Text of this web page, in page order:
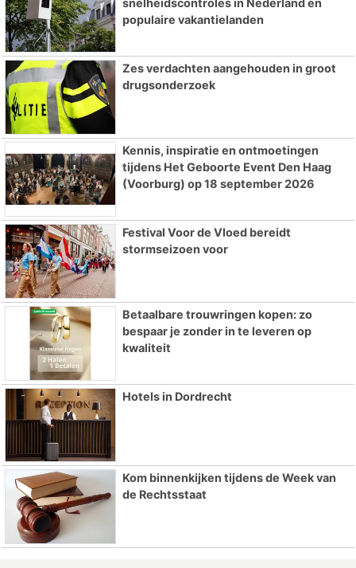
snelheidscontroles in Nederland en
populaire vakantielanden
Zes verdachten aangehouden in groot
drugsonderzoek
Kennis, inspiratie en ontmoetingen
tijdens Het Geboorte Event Den Haag
(Voorburg) op 18 september 2026
Festival Voor de Vloed bereidt
stormseizoen voor
Betaalbare trouwringen kopen: zo
bespaar je zonder in te leveren op
kwaliteit
Hotels in Dordrecht
Kom binnenkijken tijdens de Week van
de Rechtsstaat